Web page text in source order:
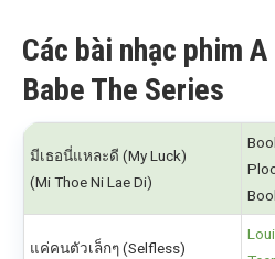
Các bài nhạc phim
Babe The Series
มีเธอนี่แหละดี (My Luck)
(Mi Thoe Ni Lae Di)
แค่คนตัวเล็กๆ (Selfless)